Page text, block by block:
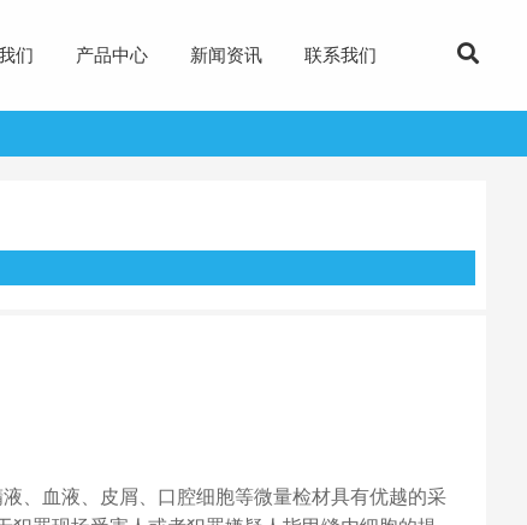
们 产品中心 新闻资讯 联系我们
、血液、皮屑、口腔细胞等微量检材具有优越的采